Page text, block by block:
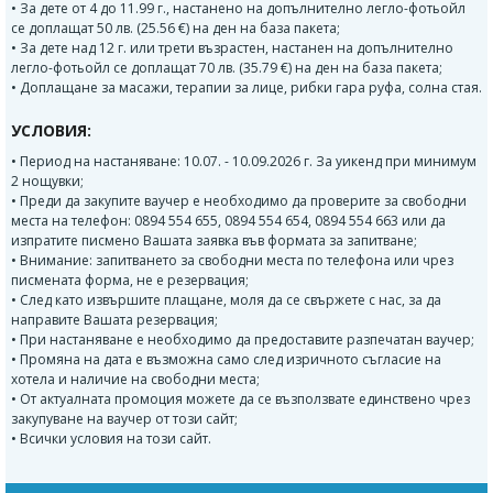
• За дете от 4 до 11.99 г., настанено на допълнително легло-фотьойл
се доплащат 50 лв. (25.56 €) на ден на база пакета;
• За дете над 12 г. или трети възрастен, настанен на допълнително
легло-фотьойл се доплащат 70 лв. (35.79 €) на ден на база пакета;
• Доплащане за масажи, терапии за лице, рибки гара руфа, солна стая.
УСЛОВИЯ:
• Период на настаняване: 10.07. - 10.09.2026 г. За уикенд при минимум
2 нощувки;
• Преди да закупите ваучер е необходимо да проверите за свободни
места на телефон: 0894 554 655, 0894 554 654, 0894 554 663 или да
изпратите писмено Вашата заявка във формата за запитване;
• Внимание: запитването за свободни места по телефона или чрез
писмената форма, не е резервация;
• След като извършите плащане, моля да се свържете с нас, за да
направите Вашата резервация;
• При настаняване е необходимо да предоставите разпечатан ваучер;
• Промяна на дата е възможна само след изричното съгласие на
хотела и наличие на свободни места;
• От актуалната промоция можете да се възползвате единствено чрез
закупуване на ваучер от този сайт;
• Всички условия на този сайт.